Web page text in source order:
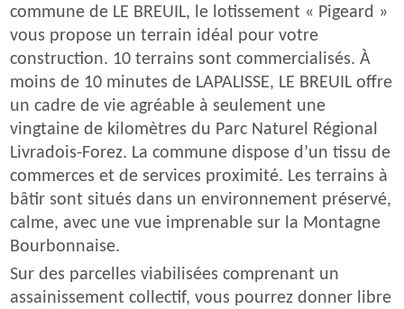
commune de LE BREUIL, le lotissement « Pigeard »
vous propose un terrain idéal pour votre
construction. 10 terrains sont commercialisés. À
moins de 10 minutes de LAPALISSE, LE BREUIL offre
un cadre de vie agréable à seulement une
vingtaine de kilomètres du Parc Naturel Régional
Livradois-Forez. La commune dispose d’un tissu de
commerces et de services proximité. Les terrains à
bâtir sont situés dans un environnement préservé,
calme, avec une vue imprenable sur la Montagne
Bourbonnaise.
Sur des parcelles viabilisées comprenant un
assainissement collectif, vous pourrez donner libre